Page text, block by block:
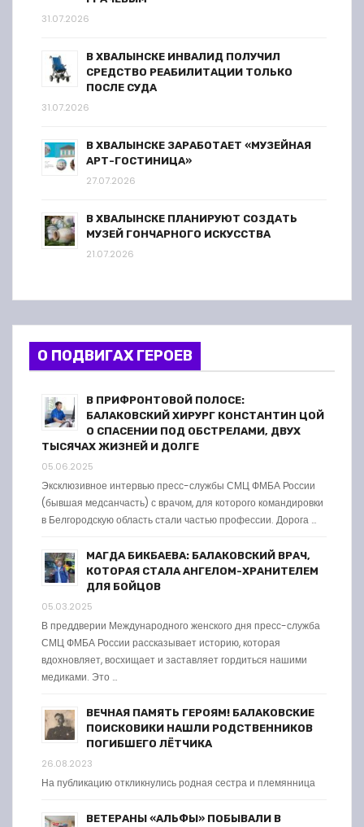
31.07.2026
В ХВАЛЫНСКЕ ИНВАЛИД ПОЛУЧИЛ
СРЕДСТВО РЕАБИЛИТАЦИИ ТОЛЬКО
ПОСЛЕ СУДА
31.07.2026
В ХВАЛЫНСКЕ ЗАРАБОТАЕТ «МУЗЕЙНАЯ
АРТ-ГОСТИНИЦА»
27.07.2026
В ХВАЛЫНСКЕ ПЛАНИРУЮТ СОЗДАТЬ
МУЗЕЙ ГОНЧАРНОГО ИСКУССТВА
21.07.2026
О ПОДВИГАХ ГЕРОЕВ
В ПРИФРОНТОВОЙ ПОЛОСЕ:
БАЛАКОВСКИЙ ХИРУРГ КОНСТАНТИН ЦОЙ
О СПАСЕНИИ ПОД ОБСТРЕЛАМИ, ДВУХ
ТЫСЯЧАХ ЖИЗНЕЙ И ДОЛГЕ
05.06.2025
Эксклюзивное интервью пресс-службы СМЦ ФМБА России
(бывшая медсанчасть) с врачом, для которого командировки
в Белгородскую область стали частью профессии. Дорога …
МАГДА БИКБАЕВА: БАЛАКОВСКИЙ ВРАЧ,
КОТОРАЯ СТАЛА АНГЕЛОМ-ХРАНИТЕЛЕМ
ДЛЯ БОЙЦОВ
05.03.2025
В преддверии Международного женского дня пресс-служба
СМЦ ФМБА России рассказывает историю, которая
вдохновляет, восхищает и заставляет гордиться нашими
медиками. Это …
ВЕЧНАЯ ПАМЯТЬ ГЕРОЯМ! БАЛАКОВСКИЕ
ПОИСКОВИКИ НАШЛИ РОДСТВЕННИКОВ
ПОГИБШЕГО ЛЁТЧИКА
26.08.2023
На публикацию откликнулись родная сестра и племянница
ВЕТЕРАНЫ «АЛЬФЫ» ПОБЫВАЛИ В